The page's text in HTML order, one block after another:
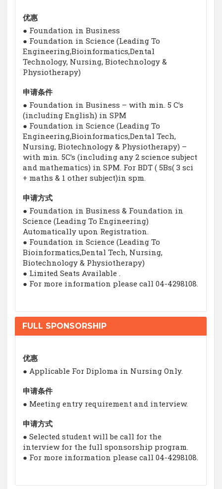
优惠
● Foundation in Business
● Foundation in Science (Leading To
Engineering,Bioinformatics,Dental
Technology, Nursing, Biotechnology &
Physiotherapy)
申请条件
● Foundation in Business – with min. 5 C’s
(including English) in SPM
● Foundation in Science (Leading To
Engineering,Bioinformatics,Dental Tech,
Nursing, Biotechnology & Physiotherapy) –
with min. 5C’s (including any 2 science subject
and mathematics) in SPM. For BDT ( 5Bs( 3 sci
+ maths & 1 other subject)in spm.
申请方式
● Foundation in Business & Foundation in
Science (Leading To Engineering)
Automatically upon Registration.
● Foundation in Science (Leading To
Bioinformatics,Dental Tech, Nursing,
Biotechnology & Physiotherapy)
● Limited Seats Available .
● For more information please call 04-4298108.
FULL SPONSORSHIP
优惠
● Applicable For Diploma in Nursing Only.
申请条件
● Meeting entry requirement and interview.
申请方式
● Selected student will be call for the
interview for the full sponsorship program.
● For more information please call 04-4298108.